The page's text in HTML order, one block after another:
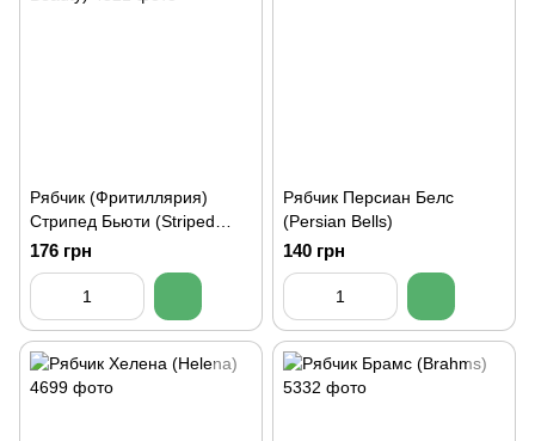
Рябчик (Фритиллярия)
Стрипед Бьюти (Striped
Beauty)
176 грн
Рябчик Персиан Белс
(Persian Bells)
140 грн